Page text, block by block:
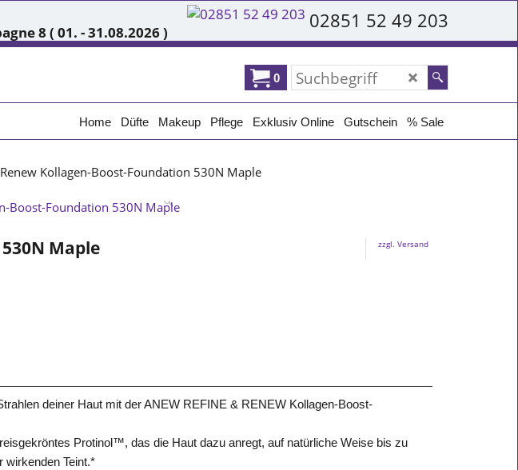
8 ( 01. - 31.08.2026 ) 02851 52 49 203
0
Home Düfte Makeup Pflege Exklusiv Online Gutschein % Sale
Kollagen-Boost-Foundation 530N Maple
Maple zzgl. Versand
deiner Haut mit der ANEW REFINE & RENEW Kollagen-Boost-
Protinol™, das die Haut dazu anregt, auf natürliche Weise bis zu
wirkenden Teint.*